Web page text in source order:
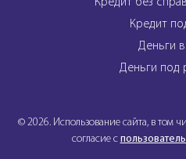
Кредит без
Кредит
Деньги
Деньги под
© 2026. Использование сайта, в том
согласие с